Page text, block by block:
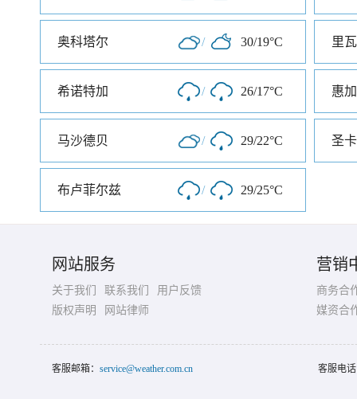
奥科塔尔 / 30/19°C 里
希诺特加 / 26/17°C 惠
马沙德贝 / 29/22°C 圣
布卢菲尔兹 / 29/25°C
网站服务
关于我们 联系我们
用户反馈
版权声明
网站律师
营销
商务合
媒资合
客服邮箱： service@weather.com.cn 客服电